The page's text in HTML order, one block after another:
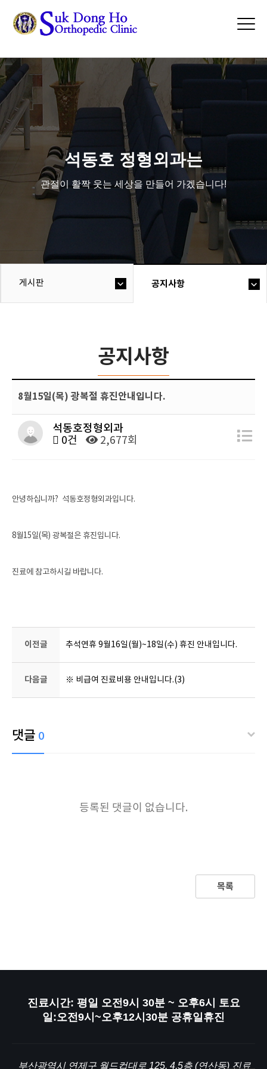
석동호 정형외과는
관절이 활짝 웃는 세상을 만들어 가겠습니다!
게시판 공지사항
공지사항
8월15일(목) 광복절 휴진안내입니다.
석동호정형외과
0건
2,677회
안녕하십니까? 석동호정형외과입니다.
8월15일(목) 광복절은 휴진입니다.
진료에 참고하시길 바랍니다.
이전글 추석연휴 9월16일(월)~18일(수) 휴진 안내입니다.
다음글 ※ 비급여 진료비용 안내입니다.(3)
댓글 0
등록된 댓글이 없습니다.
목록
진료시간: 평일 오전9시 30분 ~ 오후6시 토요
일:오전9시~오후12시30분 공휴일휴진
부산광역시 연제구 월드컵대로 125, 4,5층 (연산동) 진료